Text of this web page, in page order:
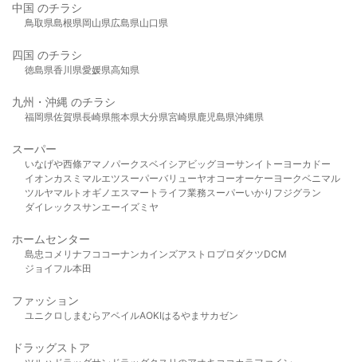
中国 のチラシ
鳥取県島根県岡山県広島県山口県
四国 のチラシ
徳島県香川県愛媛県高知県
九州・沖縄 のチラシ
福岡県佐賀県長崎県熊本県大分県宮崎県鹿児島県沖縄県
スーパー
いなげや西條アマノパークスベイシア ビッグヨーサンイトーヨーカドー
イオンカスミ マルエツスーパーバリューヤオコーオーケー ヨークベニマル
ツルヤマルト オギノ エスマート ライフ業務スーパーいかり フジグラン
ダイレックスサンエーイズミヤ
ホームセンター
島忠 コメリ ナフコ コーナンカインズアストロプロダクツDCM
ジョイフル本田
ファッション
ユニクロ しまむら アベイルAOKIはるやま サカゼン
ドラッグストア